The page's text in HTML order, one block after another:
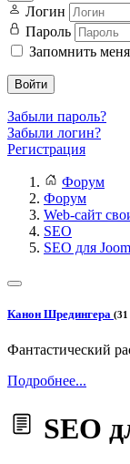
Логин
Пароль
Запомнить меня
Войти
Забыли пароль?
Забыли логин?
Регистрация
Форум
Форум
Web-сайт
SEO
SEO для
Канон Шредингера (31
Фантастический
Подробнее...
SEO